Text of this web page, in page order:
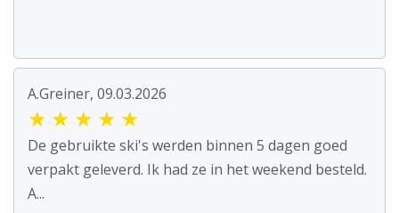
A.Greiner, 09.03.2026
★ ★ ★ ★ ★
De gebruikte ski's werden binnen 5 dagen goed
verpakt geleverd. Ik had ze in het weekend besteld.
A...